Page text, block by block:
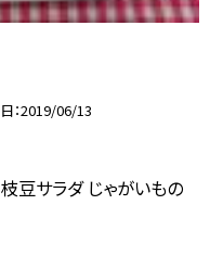
2019/06/13
豆サラダ じゃがいもの